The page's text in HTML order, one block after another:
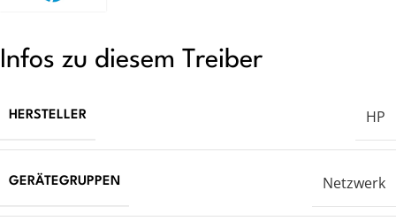
Infos zu diesem Treiber
HERSTELLER HP
GERÄTEGRUPPEN Netzwerk